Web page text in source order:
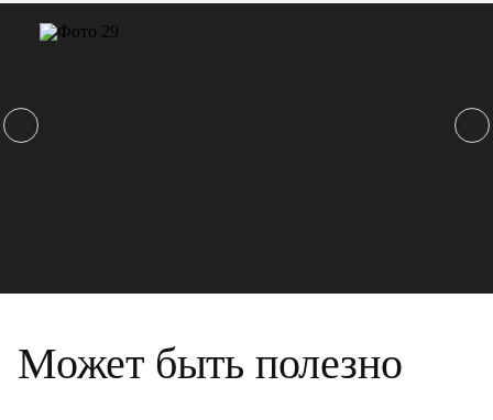
Может быть полезно